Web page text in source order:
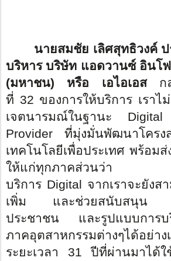
นายสมชัย เลิศสุทธิวงค์
บริหาร บริษัท แอดวานซ์ อินโฟ
(มหาชน) หรือ เอไอเอส ก
ที่ 32 ของการให้บริการ เราไ
เจตนารมณ์ในฐานะ
Provider ที่มุ่งมั่นพัฒนาโครง
เทคโนโลยีเพื่อประเทศ พร้อม
ให้แก่ทุกภาคส่วนว่า โ
บริการ Digital จากเราจะยังส
เพิ่ม และช่วยสนับสนุน ย
ประชาชน และรูปแบบการบ
ภาคอุตสาหกรรมต่างๆได้อย่า
ระยะเวลา 31 ปีที่ผ่านมาได้ใ